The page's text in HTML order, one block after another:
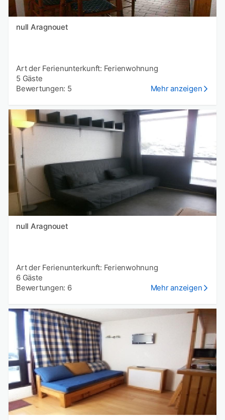
null Aragnouet
Art der Ferienunterkunft: Ferienwohnung
5 Gäste
Bewertungen: 5
Mehr anzeigen
null Aragnouet
Art der Ferienunterkunft: Ferienwohnung
6 Gäste
Bewertungen: 6
Mehr anzeigen